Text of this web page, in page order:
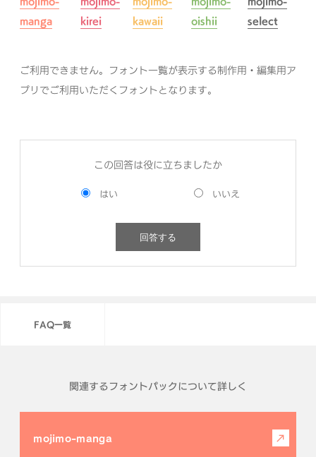
manga
kirei
kawaii
oishii
select
ご利用できません。フォント一覧が表示する制作用・編集用ア
プリでご利用いただくフォントとなります。
この回答は役に立ちましたか
FAQ一覧
関連するフォントパックについて詳しく
mojimo-manga